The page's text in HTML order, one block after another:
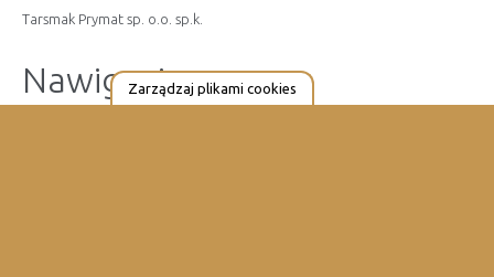
Tarsmak Prymat sp. o.o. sp.k.
NawigacjaZarządzaj plikami cookies